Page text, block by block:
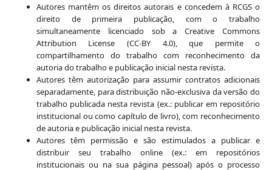
Autores mantêm os direitos autorais e concedem à RCGS o
direito de primeira publicação, com o trabalho
simultaneamente licenciado sob a Creative Commons
Attribution License (CC-BY 4.0), que permite o
compartilhamento do trabalho com reconhecimento da
autoria do trabalho e publicação inicial nesta revista.
Autores têm autorização para assumir contratos adicionais
separadamente, para distribuição não-exclusiva da versão do
trabalho publicada nesta revista (ex.: publicar em repositório
institucional ou como capítulo de livro), com reconhecimento
de autoria e publicação inicial nesta revista.
Autores têm permissão e são estimulados a publicar e
distribuir seu trabalho online (ex.: em repositórios
institucionais ou na sua página pessoal) após o processo